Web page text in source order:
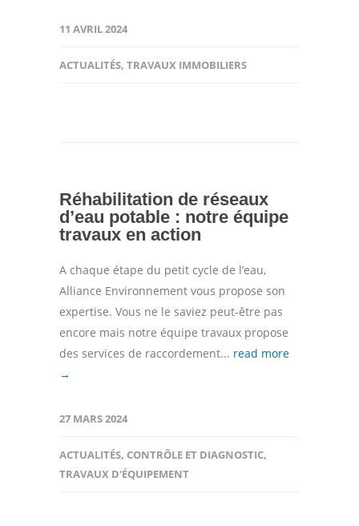
11 AVRIL 2024
ACTUALITÉS, TRAVAUX IMMOBILIERS
Réhabilitation de réseaux
d’eau potable : notre équipe
travaux en action
A chaque étape du petit cycle de l’eau,
Alliance Environnement vous propose son
expertise. Vous ne le saviez peut-être pas
encore mais notre équipe travaux propose
des services de raccordement... read more
→
27 MARS 2024
ACTUALITÉS, CONTRÔLE ET DIAGNOSTIC,
TRAVAUX D'ÉQUIPEMENT